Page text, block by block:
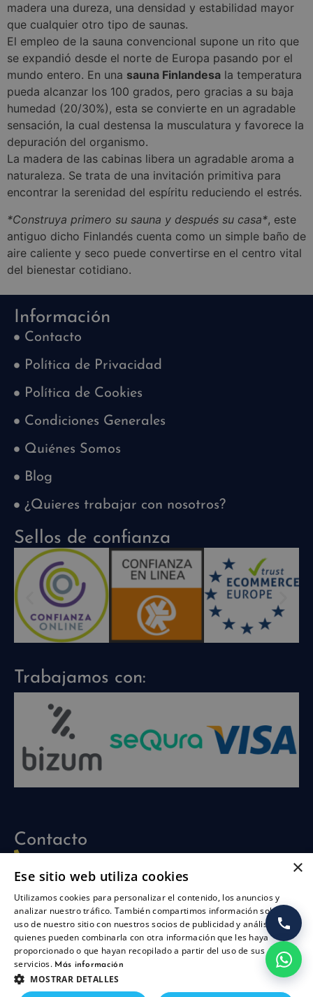
madera una dureza, una densidad y estabilidad mayor
que cualquier otro tipo de saunas.
El empleo de la sauna convencional supone un rito que
se expandió desde el norte de Europa pasando por el
mundo entero. En una sauna Finlandesa la temperatura
pueda alcanzar los 100 grados, pero gracias a su baja
humedad (20/30%), esta se convierte en un agradable
sensación, la cual destensa la musculatura y favorece la
depuración del organismo.
La madera de las cabinas libera un agradable aroma a
naturaleza. Se trata de una invitación primitiva para
encontrar la serenidad del espíritu reduciendo el estrés.
*Construya primero su sauna y después su casa*, este
antiguo dicho Finlandés cuenta como un simple baño de
aire caliente y seco puede convertirse en el centro vital
del bienestar cotidiano.
Información
Contacto
Política de Privacidad
Política de Cookies
Condiciones Generales
Quiénes Somos
Blog
¿Quieres trabajar con nosotros?
Sellos de confianza
Trabajamos con:
Contacto
info@piscinasathena.com
622 708 694 (solo whatsapp)
L-V: 09:30h-13:30h
L-J: 15:30h-17:30h
Síguenos
×
Ese sitio web utiliza cookies
Utilizamos cookies para personalizar el contenido, los anuncios y
analizar nuestro tráfico. También compartimos información sobre su
uso de nuestro sitio con nuestros socios de publicidad y análisis,
quienes pueden combinarla con otra información que les haya
proporcionado o que hayan recopilado a partir del uso de sus
servicios. Más información
MOSTRAR DETALLES